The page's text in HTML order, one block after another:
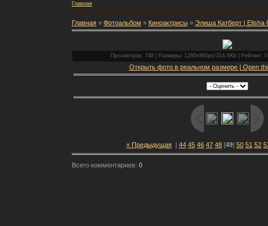
Главная
Главная » Фотоальбом » Киноактрисы » Элиша Катберт | Elisha
Просмотров: 748 | Размеры: 1280x960px/314.6Kb | Рейтинг:
Открыть фото в реальном размере | Open
« Предыдущая | 44 45 46 47 48 [49] 50 51 52
Всего комментариев: 0